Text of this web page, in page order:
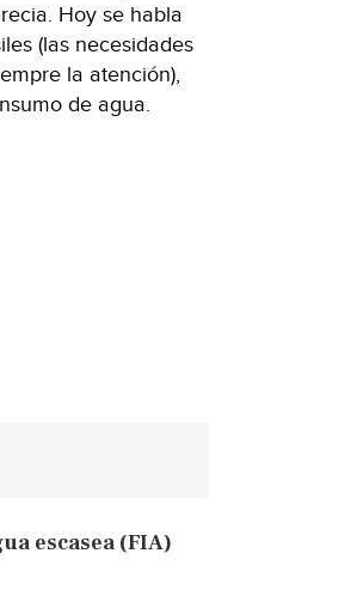
Hoy se habla
(las necesidades
la atención),
de agua.
escasea (FIA)